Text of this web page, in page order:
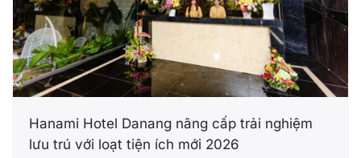
Hanami Hotel Danang nâng cấp trải nghiệm
lưu trú với loạt tiện ích mới 2026